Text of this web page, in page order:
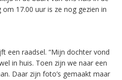
17.00 uur is ze nog gezien in
een raadsel. “Mijn dochter vond
in huis. Toen zijn we naar een
Daar zijn foto’s gemaakt maar